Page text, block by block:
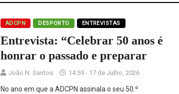
ADCPN DESPORTO ENTREVISTAS
Entrevista: “Celebrar 50 anos é
honrar o passado e preparar
João N. Santos 14:59 - 17 de Julho, 2026
No ano em que a ADCPN assinala o seu 50.º